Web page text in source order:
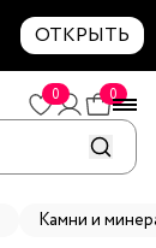
ОТКРЫТЬ
0 0
Камни и